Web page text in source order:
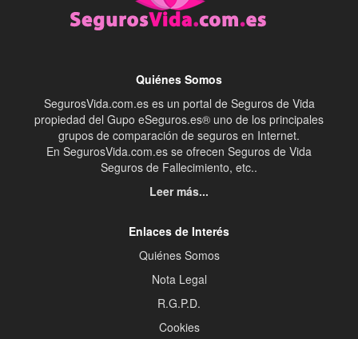
Quiénes Somos
SegurosVida.com.es es un portal de Seguros de Vida
propiedad del Gupo eSeguros.es® uno de los principales
grupos de comparación de seguros en Internet.
En SegurosVida.com.es se ofrecen Seguros de Vida
Seguros de Fallecimiento, etc..
Leer más...
Enlaces de Interés
Quiénes Somos
Nota Legal
R.G.P.D.
Cookies